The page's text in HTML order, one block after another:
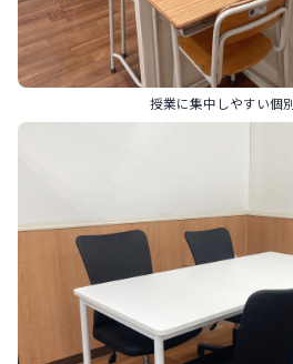
授業に集中しやすい個